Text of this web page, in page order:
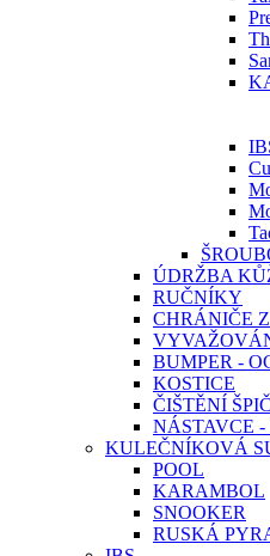
ÚDRŽBA
RUČNÍKY
CHRÁNIČE
BUMPER -
KOSTICE
ČIŠTĚNÍ
NÁSTAVCE
KULEČNÍKOVÁ
POOL
KARAMBOL
SNOOKER
RUSKÁ